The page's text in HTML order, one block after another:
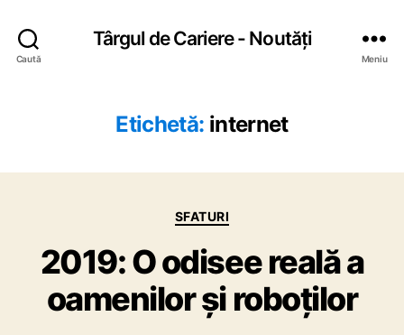
Caută
Târgul de Cariere - Noutăți
Meniu
Etichetă: internet
C
t
e
g
o
SFATURI
2019: O odisee reală a
oamenilor și roboților